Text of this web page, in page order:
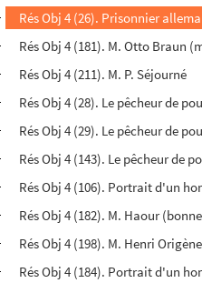
Rés Obj 4 (26). Prisonnier
Rés Obj 4 (181). M. Otto Braun
Rés Obj 4 (211). M. P. Séjourné
Rés Obj 4 (28). Le pêcheur de
Rés Obj 4 (29). Le pêcheur de
Rés Obj 4 (143). Le pêcheur de
Rés Obj 4 (106). Portrait d'un
Rés Obj 4 (182). M. Haour
Rés Obj 4 (198). M. Henri Origène
Rés Obj 4 (184). Portrait d'un